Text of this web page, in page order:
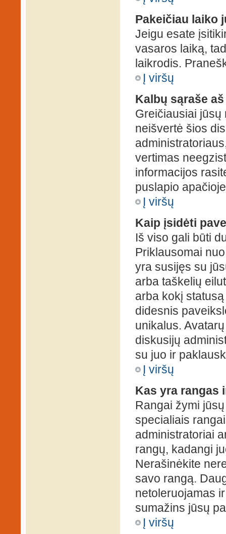
Pakeičiau laiko
Jeigu esate
vasaros laiką,
laikrodis.
Į viršų
Kalbų sąraše
Greičiausiai jūsų
neišvertė šios
vertimas
informacijos
puslapio
Į viršų
Kaip įsidėti
Iš viso gali būti
Priklausomai
yra susijęs su
arba taškelių
arba kokį
didesnis
unikalus.
diskusijų
su juo ir
Į viršų
Kas yra rangas
Rangai žymi
specialiais
administratoriai
rangų, kadangi
Nerašinėkite
savo rangą.
netoleruojamas
sumažins jūsų
Į viršų